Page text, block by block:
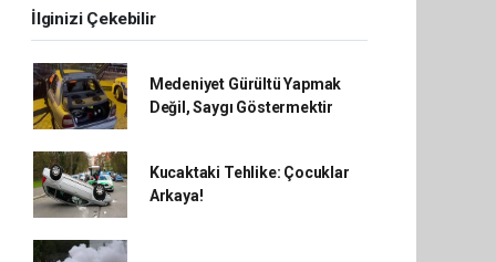
İlginizi Çekebilir
Medeniyet Gürültü Yapmak
Değil, Saygı Göstermektir
Kucaktaki Tehlike: Çocuklar
Arkaya!